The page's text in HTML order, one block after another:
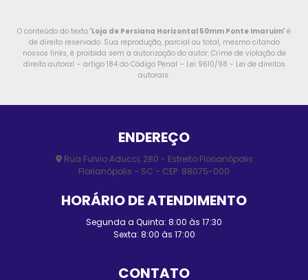
O conteúdo do texto "Loja de Persiana Horizontal 50mm Ponte Imaruim" é
de direito reservado. Sua reprodução, parcial ou total, mesmo citando
nossos links, é proibida sem a autorização do autor. Crime de violação de
direito autoral – artigo 184 do Código Penal – Lei 9610/98 - Lei de direitos
autorais.
ENDEREÇO
Rua Fulvio Aducci, 280 - Estreito Florianópolis
Florianópolis - SC - CEP: 88075-000
HORÁRIO DE ATENDIMENTO
Segunda a Quinta: 8:00 às 17:30
Sexta: 8:00 às 17:00
CONTATO